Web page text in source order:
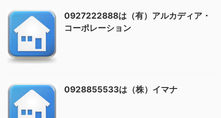
0927222888は（有）アルカディア・
コーポレーション
0928855533は（株）イマナ